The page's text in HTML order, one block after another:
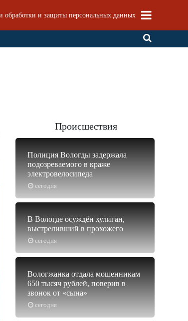
обработки и защиты персональных данных
Происшествия
сегодня
Полиция Вологды задержала
подозреваемого в краже
электровелосипеда
сегодня
В Вологде осуждён хулиган,
выстреливший в прохожего
сегодня
Вологжанка отдала мошенникам
650 тысяч рублей, поверив в
звонок от «сына»